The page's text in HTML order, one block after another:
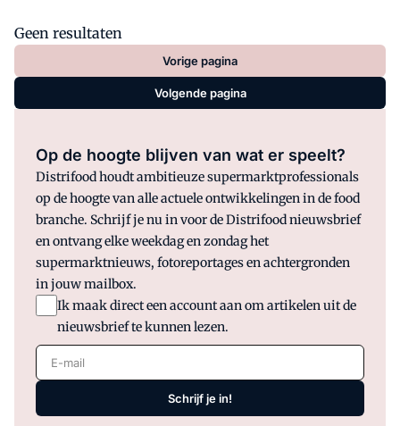
Geen resultaten
Vorige pagina
Volgende pagina
Op de hoogte blijven van wat er speelt?
Distrifood houdt ambitieuze supermarktprofessionals
op de hoogte van alle actuele ontwikkelingen in de food
branche. Schrijf je nu in voor de Distrifood nieuwsbrief
en ontvang elke weekdag en zondag het
supermarktnieuws, fotoreportages en achtergronden
in jouw mailbox.
Ik maak direct een account aan om artikelen uit de
nieuwsbrief te kunnen lezen.
E-mail
Schrijf je in!